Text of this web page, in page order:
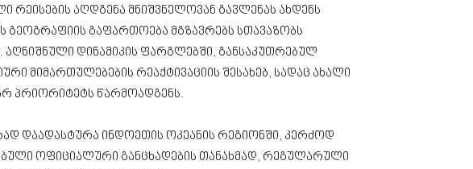
აღდგენა მნიშვნელოვან გავლენას ახდენს
გაფართოება მგზავრებს სთავაზობს
დინამიკის ფარგლებში, განსაკუთრებულ
მიმართულებების რეაქტივაციის შესახებ, სადაც ახალი
პრიორიტეტს წარმოადგენს.
დაადასტურა ინდოეთის ოკეანის რეგიონში, კერძოდ
ოფიციალური განცხადების თანახმად, რეგულარული